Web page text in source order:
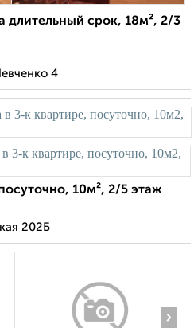
срок, 18м², 2/3
4
10м², 2/5 этаж
202Б
›